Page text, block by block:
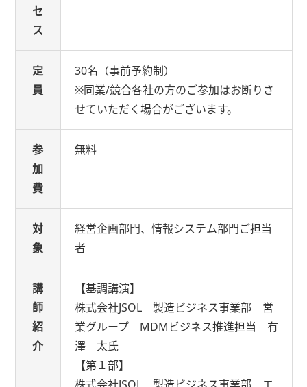
セ
ス
定
員
30名（事前予約制）
※同業/競合各社の方のご参加はお断りさ
せていただく場合がございます。
参
加
費
無料
対
象
経営企画部門、情報システム部門ご担当
者
講
師
紹
介
【基調講演】
株式会社JSOL 製造ビジネス事業部 営
業グループ MDMビジネス推進担当 有
澤 太氏
【第１部】